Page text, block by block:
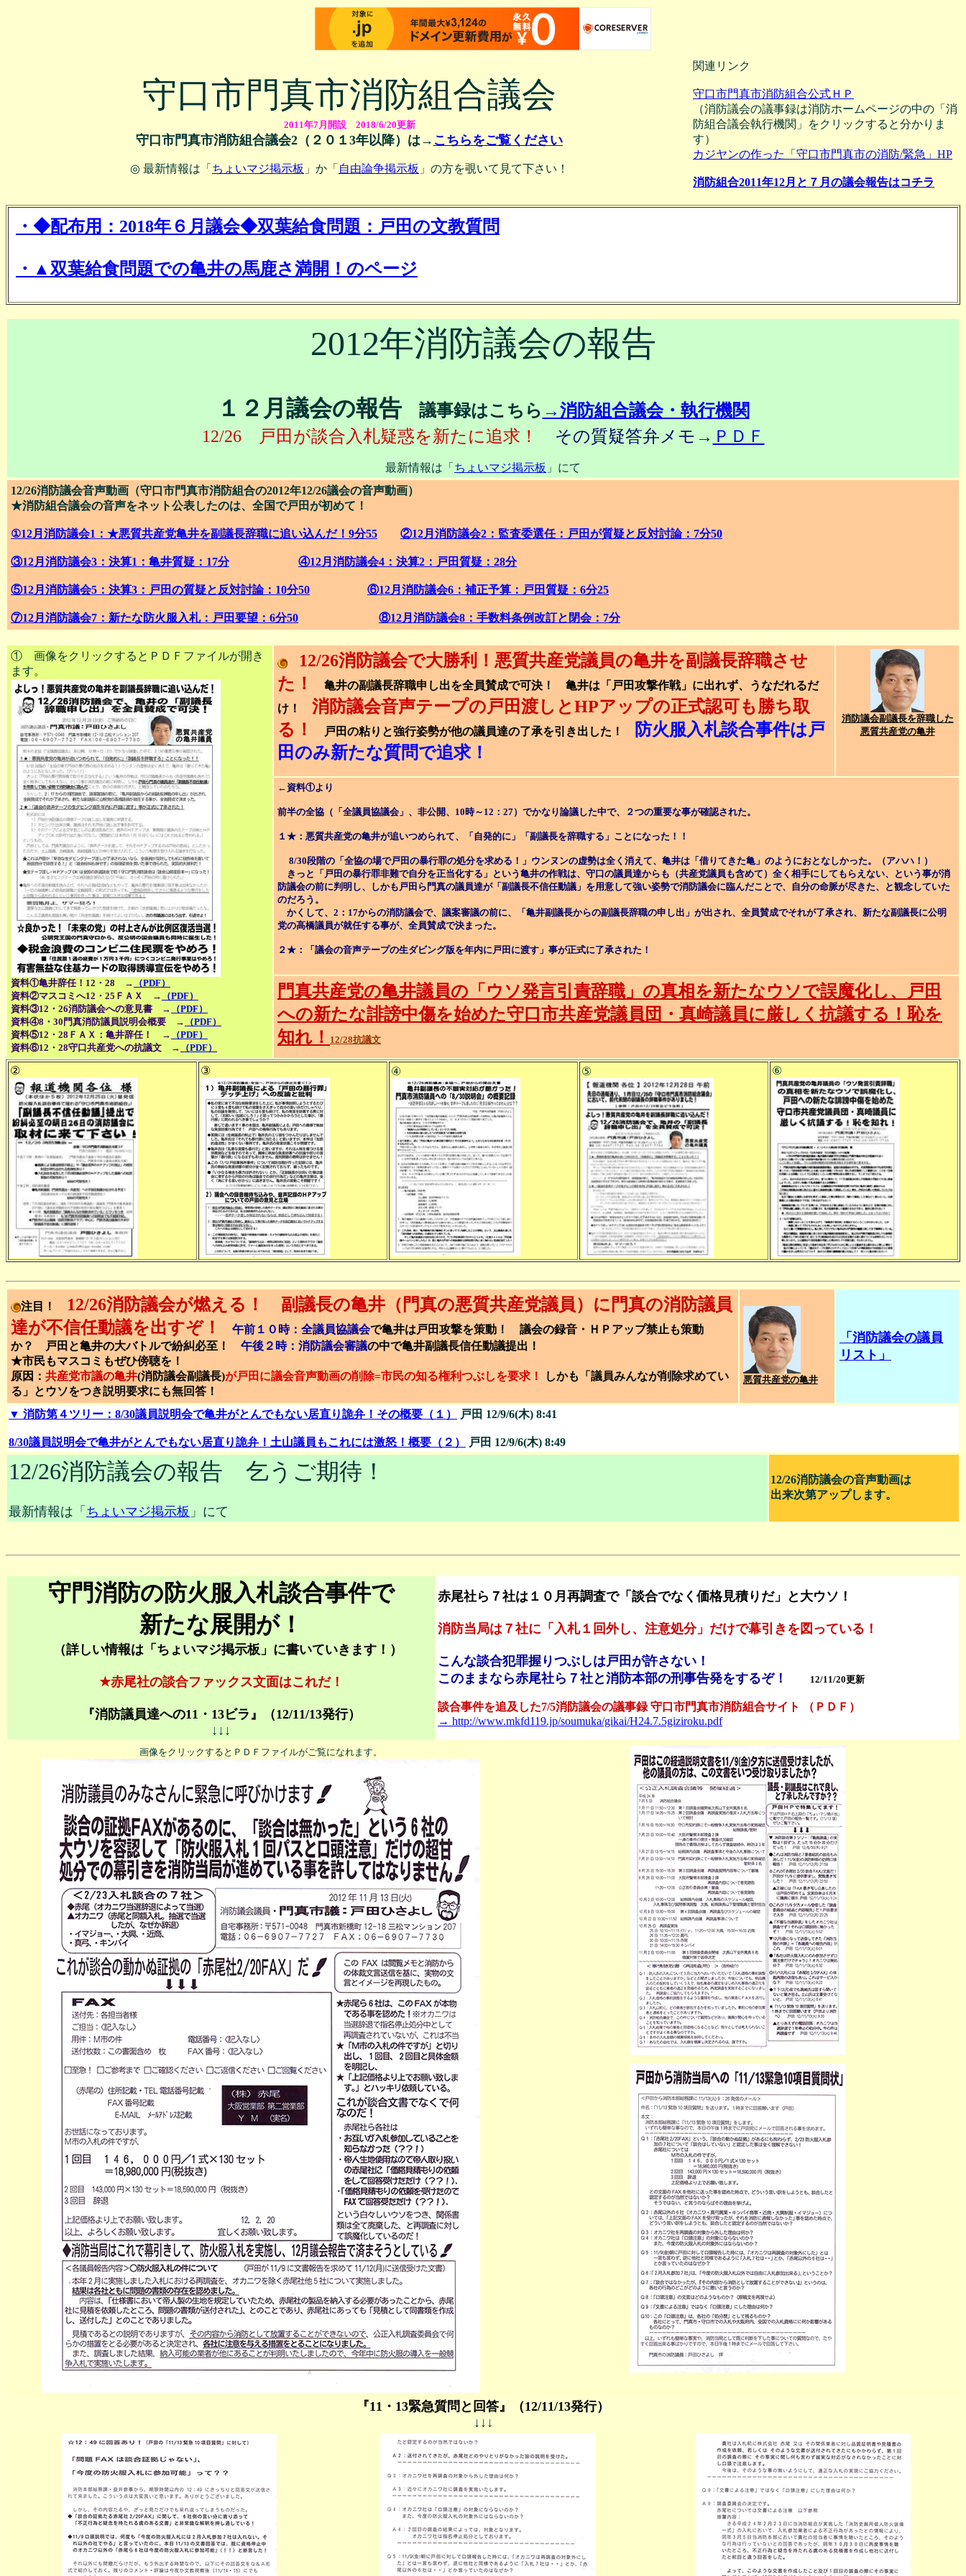
守口市門真市消防組合議会
2011年7月開設 2018/6/20更新
守口市門真市消防組合議会2（２０１3年以降）は→ こちらをご覧ください
◎ 最新情報は「 ちょいマジ掲示板 」か「 自由論争掲示板 」の方を覗いて見て下さい ！
関連リンク
守口市門真市消防組合公式ＨＰ
（消防議会の議事録は消防ホームページの中の「消
防組合議会執行機関」をクリックすると分かりま
す）
カジヤンの作った「守口市門真市の消防/緊急」HP
消防組合2011年12月と７月の議会報告はコチラ
・◆配布用：2018年６月議会◆双葉給食問題：戸田の文教質問
・▲双葉給食問題での亀井の馬鹿さ満開！のページ
2012年消防議会の報告
１２月議会の報告議事録はこちら →消防組合議会・執行機関
12/26 戸田が談合入札疑惑を新たに追求！
その質疑答弁メモ → ＰＤＦ
最新情報は「 ちょいマジ掲示板 」にて
12/26消防議会音声動画 （守口市門真市消防組合の2012年12/26議会の音声動画）
★消防組合議会の音声をネット公表したのは、全国で戸田が初めて！
①12月消防議会1：★悪質共産党亀井を副議長辞職に追い込んだ！9分55 ②12月消防議会2：監査委選任：戸田が質疑と反対討論：7分50
③12月消防議会3：決算1：亀井質疑：17分 ④12月消防議会4：決算2：戸田質疑：28分
⑤12月消防議会5：決算3：戸田の質疑と反対討論：10分50 ⑥12月消防議会6：補正予算：戸田質疑：6分25
⑦12月消防議会7：新たな防火服入札：戸田要望：6分50 ⑧12月消防議会8：手数料条例改訂と閉会：7分
① 画像をクリックするとＰＤＦファイルが開き
ます。
資料①亀井辞任！12・28 →
（PDF）
資料②マスコミへ12・25ＦＡＸ →
（PDF）
資料③12・26消防議会への意見書 →
（PDF）
資料④8・30門真消防議員説明会概要 →
（PDF）
資料⑤12・28ＦＡＸ：亀井辞任！ →
（PDF）
資料⑥12・28守口共産党への抗議文 → （PDF）
12/26消防議会で大勝利！悪質共産党議員の亀井を副議長辞職させ
た！
亀井の副議長辞職申し出を全員賛成で可決！ 亀井は「戸田攻撃作戦」に出れず、うなだれるだ
け！ 消防議会音声テープの戸田渡しとHPアップの正式認可も勝ち取
る！
戸田の粘りと強行姿勢が他の議員達の了承を引き出した！
防火服入札談合事件は戸
田のみ新たな質問で追求！
消防議会副議長を辞職した
悪質共産党の亀井
←資料①より
前半の全協（「全議員協議会」、非公開、10時～12：27）でかなり論議した中で、２つの重要な事が確認された。
１★：悪質共産党の亀井が追いつめられて、「自発的に」「副議長を辞職する」ことになった！！
8/30段階の「全協の場で戸田の暴行罪の処分を求める！」ウンヌンの虚勢は全く消えて、亀井は「借りてきた亀」のようにおとなしかった。（アハハ！）
きっと「戸田の暴行罪非難で自分を正当化する」という亀井の作戦は、守口の議員達からも（共産党議員も含めて）全く相手にしてもらえない、という事が消
防議会の前に判明し、しかも戸田ら門真の議員達が「副議長不信任動議」を用意して強い姿勢で消防議会に臨んだことで、自分の命脈が尽きた、と観念していた
のだろう。
かくして、2：17からの消防議会で、議案審議の前に、「亀井副議長からの副議長辞職の申し出」が出され、全員賛成でそれが了承され、新たな副議長に公明
党の高橋議員が就任する事が、全員賛成で決まった。
２★：「議会の音声テープの生ダビング版を年内に戸田に渡す」事が正式に了承された！
門真共産党の亀井議員の「ウソ発言引責辞職」の真相を新たなウソで誤魔化し、戸田
への新たな誹謗中傷を始めた守口市共産党議員団・真崎議員に厳しく抗議する！恥を
知れ！
12/28抗議文
② ③ ④ ⑤ ⑥
注目！
12/26消防議会が燃える！ 副議長の亀井（門真の悪質共産党議員）に門真の消防議員
達が不信任動議を出すぞ！
午前１０時：全議員協議会で亀井は戸田攻撃を策動！ 議会の録音・ＨＰアップ禁止も策動
か？ 戸田と亀井の大バトルで紛糾必至！ 午後２時：消防議会審議の中で亀井副議長信任動議提出！
★市民もマスコミもぜひ傍聴を！
原因： 共産党市議の亀井(消防議会副議長)が戸田に議会音声動画の削除=市民の知る権利つぶしを要求！
しかも「議員みんなが削除求めてい
る」とウソをつき説明要求にも無回答！
悪質共産党の亀井
「消防議会の議員
リスト」
▼ 消防第４ツリー：8/30議員説明会で亀井がとんでもない居直り詭弁！その概要（１） 戸田 12/9/6(木) 8:41
8/30議員説明会で亀井がとんでもない居直り詭弁！土山議員もこれには激怒！概要（２） 戸田 12/9/6(木) 8:49
12/26消防議会の報告 乞うご期待！
最新情報は「 ちょいマジ掲示板 」にて
12/26消防議会の音声動画は
出来次第アップします。
守門消防の防火服入札談合事件で
新たな展開が！
（詳しい情報は「ちょいマジ掲示板」に書いていきます！ ）
★赤尾社の談合ファックス文面はこれだ！
『消防議員達への11・13ビラ』（12/11/13発行）
↓↓↓
赤尾社ら７社は１０月再調査で「談合でなく価格見積りだ」と大ウソ！
消防当局は７社に「入札１回外し、注意処分」だけで幕引きを図っている！
こんな談合犯罪握りつぶしは戸田が許さない！
このままなら赤尾社ら７社と消防本部の刑事告発をするぞ！
12/11/20更新
談合事件を追及した7/5消防議会の議事録 守口市門真市消防組合サイト （ＰＤＦ）
→ http://www.mkfd119.jp/soumuka/gikai/H24.7.5giziroku.pdf
画像をクリックするとＰＤＦファイルがご覧になれます。
『11・13緊急質問と回答』（12/11/13発行）
↓↓↓